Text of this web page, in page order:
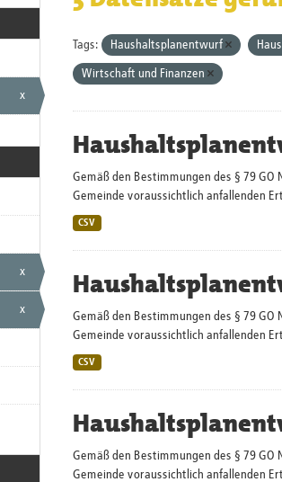
x
x
x
Tags: Haushaltsplanentwurf
Wirtschaft und Finanzen
Gemäß den Bestimmungen des § 79
Gemeinde voraussichtlich anfallenden
CSV
Gemäß den Bestimmungen des § 79
Gemeinde voraussichtlich anfallenden
CSV
Gemäß den Bestimmungen des § 79
Gemeinde voraussichtlich anfallenden